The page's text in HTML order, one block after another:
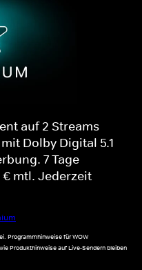
auf 2 Streams
Dolby Digital 5.1
7 Tage
mtl. Jederzeit
Programmhinweise für WOW
Produkthinweise auf Live-Sendern bleiben